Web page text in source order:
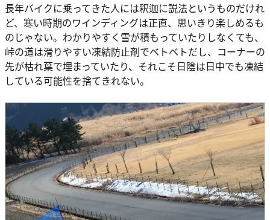
長年バイクに乗ってきた人には釈迦に説法というものだけれ
ど、寒い時期のワインディングは正直、思いきり楽しめるも
のじゃない。わかりやすく雪が積もっていたりしなくても、
峠の道は滑りやすい凍結防止剤でベトベトだし、コーナーの
先が枯れ葉で埋まっていたり、それこそ日陰は日中でも凍結
している可能性を捨てきれない。